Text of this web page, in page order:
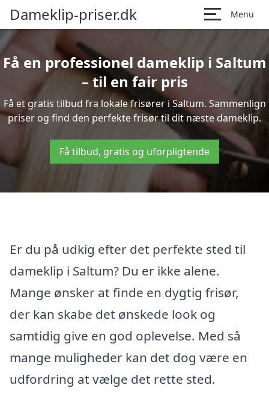
Dameklip-priser.dk Menu
Få en professionel dameklip i Saltum
– til en fair pris
Få et gratis tilbud fra lokale frisører i Saltum. Sammenlign
priser og find den perfekte frisør til dit næste dameklip.
Få tilbud, gratis og uforpligtende
Er du på udkig efter det perfekte sted til
dameklip i Saltum? Du er ikke alene.
Mange ønsker at finde en dygtig frisør,
der kan skabe det ønskede look og
samtidig give en god oplevelse. Med så
mange muligheder kan det dog være en
udfordring at vælge det rette sted.